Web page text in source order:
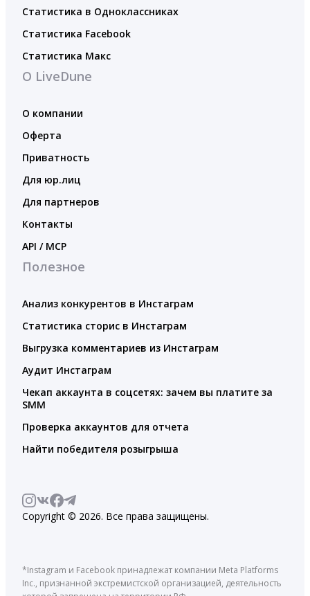
Статистика в Одноклассниках
Статистика Facebook
Статистика Макс
О LiveDune
О компании
Оферта
Приватность
Для юр.лиц
Для партнеров
Контакты
API / MCP
Полезное
Анализ конкурентов в Инстаграм
Статистика сторис в Инстаграм
Выгрузка комментариев из Инстаграм
Аудит Инстаграм
Чекап аккаунта в соцсетях: зачем вы платите за
SMM
Проверка аккаунтов для отчета
Найти победителя розыгрыша
Copyright © 2026. Все права защищены.
*Instagram и Facebook принадлежат компании Meta Platforms
Inc., признанной экстремистской организацией, деятельность